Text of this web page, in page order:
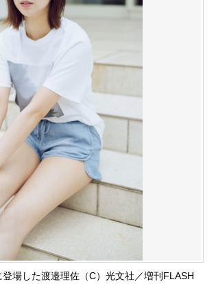
場した渡邉理佐（C）光文社／増刊FLASH